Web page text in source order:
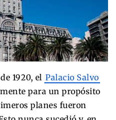
1920, el Palacio Salvo
para un propósito
planes fueron